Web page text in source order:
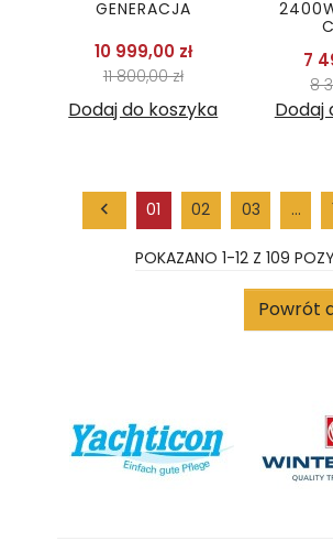
GENERACJA
10 999,00 złCena
11 800,00 złCena
Dodaj do koszyka
7
8
Dodaj
 01 02 03 …
POKAZANO 1-12 Z 109
Powrót